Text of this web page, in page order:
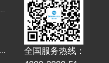
全国服务热线：